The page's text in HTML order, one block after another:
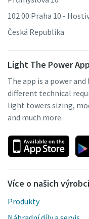
102 00 Praha 10 -
Česká Republika
Light The Power App
The app is a power
different technical
light towers sizing,
and much more.
Více o našich
Produkty